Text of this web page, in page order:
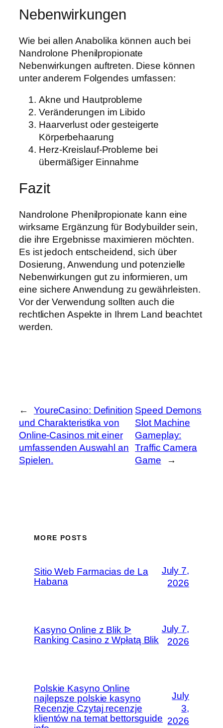
Nebenwirkungen
Wie bei allen Anabolika können auch bei
Nandrolone Phenilpropionate
Nebenwirkungen auftreten. Diese können
unter anderem Folgendes umfassen:
Akne und Hautprobleme
Veränderungen im Libido
Haarverlust oder gesteigerte
Körperbehaarung
Herz-Kreislauf-Probleme bei
übermäßiger Einnahme
Fazit
Nandrolone Phenilpropionate kann eine
wirksame Ergänzung für Bodybuilder sein,
die ihre Ergebnisse maximieren möchten.
Es ist jedoch entscheidend, sich über
Dosierung, Anwendung und potenzielle
Nebenwirkungen gut zu informieren, um
eine sichere Anwendung zu gewährleisten.
Vor der Verwendung sollten auch die
rechtlichen Aspekte in Ihrem Land beachtet
werden.
←
YoureCasino: Definition
und Charakteristika von
Online-Casinos mit einer
umfassenden Auswahl an
Spielen.
Speed Demons
Slot Machine
Gameplay:
Traffic Camera
Game
→
MORE POSTS
Sitio Web Farmacias de La
Habana
July 7,
2026
Kasyno Online z Blik ᐉ
Ranking Casino z Wpłatą Blik
July 7,
2026
Polskie Kasyno Online
najlepsze polskie kasyno
Recenzje Czytaj recenzje
klientów na temat bettorsguide
July
3,
2026